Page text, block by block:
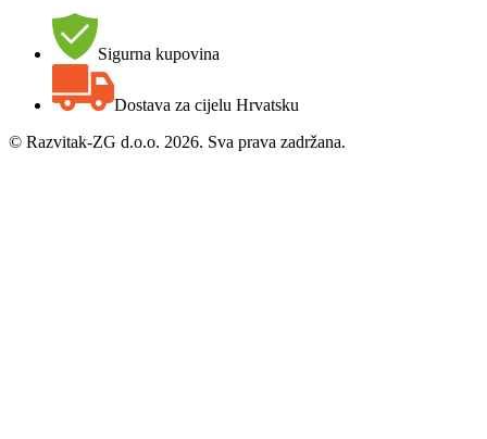
Sigurna kupovina
Dostava za cijelu Hrvatsku
© Razvitak-ZG d.o.o. 2026. Sva prava zadržana.